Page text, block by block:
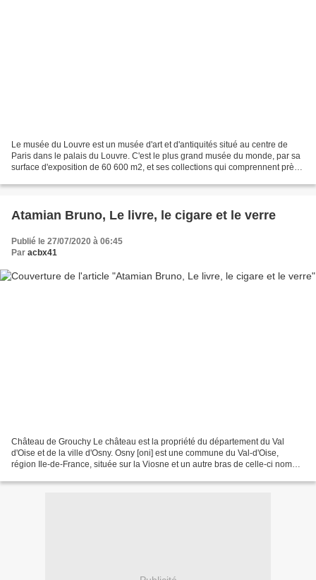
Le musée du Louvre est un musée d'art et d'antiquités situé au centre de
Paris dans le palais du Louvre. C'est le plus grand musée du monde, par sa
surface d'exposition de 60 600 m2, et ses collections qui comprennent près
Atamian Bruno, Le livre, le cigare et le verre
Publié le 27/07/2020 à 06:45
Par acbx41
Château de Grouchy Le château est la propriété du département du Val
d'Oise et de la ville d'Osny. Osny [oni] est une commune du Val-d'Oise,
région Ile-de-France, située sur la Viosne et un autre bras de celle-ci nommé